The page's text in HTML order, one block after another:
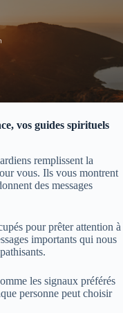
vos guides spirituels
remplissent la
vous. Ils vous montrent
des messages
pour prêter attention à
importants qui nous
les signaux préférés
personne peut choisir